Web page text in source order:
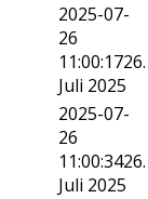
2025-07-
26
11:00:1726.
Juli 2025
2025-07-
26
11:00:3426.
Juli 2025